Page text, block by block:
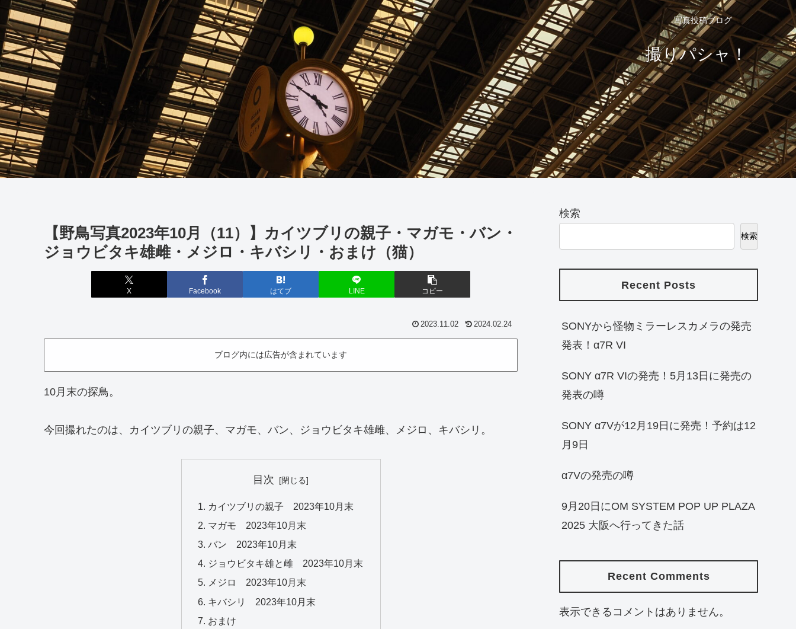
写真投稿ブログ
撮りパシャ！
【野鳥写真2023年10月（11）】カイツブリの親子・マガモ・バン・
ジョウビタキ雄雌・メジロ・キバシリ・おまけ（猫）
X Facebook はてブ LINE コピー
2023.11.02 2024.02.24
ブログ内には広告が含まれています
10月末の探鳥。
今回撮れたのは、カイツブリの親子、マガモ、バン、ジョウビタキ雄雌、メジロ、キバシリ。
目次
カイツブリの親子 2023年10月末
マガモ 2023年10月末
バン 2023年10月末
ジョウビタキ雄と雌 2023年10月末
メジロ 2023年10月末
キバシリ 2023年10月末
おまけ
検索
検索
Recent Posts
SONYから怪物ミラーレスカメラの発売
発表！α7R VI
SONY α7R VIの発売！5月13日に発売の
発表の噂
SONY α7Vが12月19日に発売！予約は12
月9日
α7Vの発売の噂
9月20日にOM SYSTEM POP UP PLAZA
2025 大阪へ行ってきた話
Recent Comments
表示できるコメントはありません。